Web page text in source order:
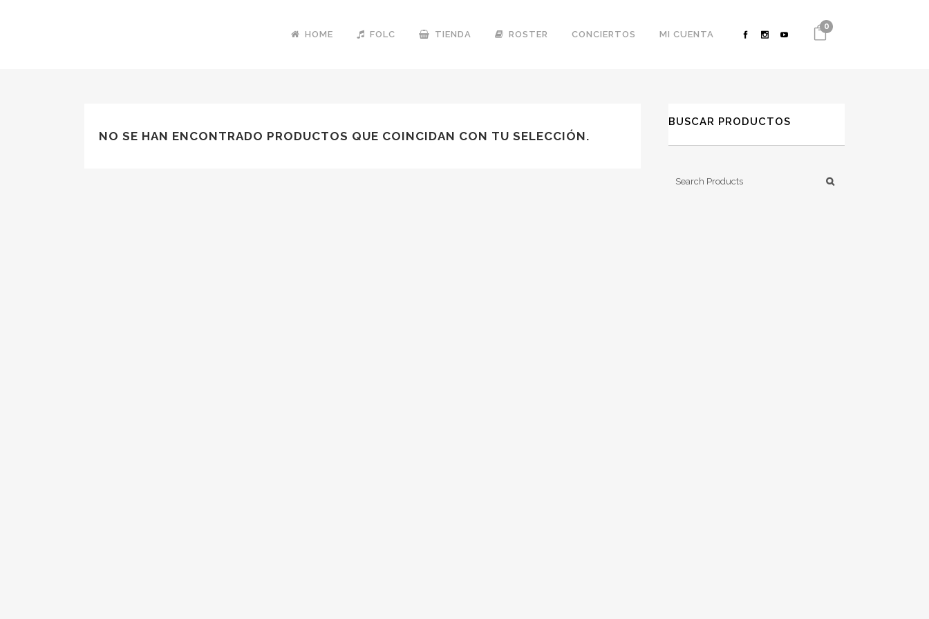
0
HOME FOLC TIENDA ROSTER CONCIERTOS MI CUENTA
NO SE HAN ENCONTRADO PRODUCTOS QUE COINCIDAN CON TU SELECCIÓN.
BUSCAR PRODUCTOS